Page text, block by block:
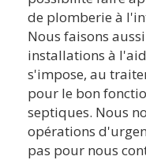
de plomberie à
Nous faisons
installations à
s'impose, au
pour le bon
septiques. Nous
opérations
pas pour nous